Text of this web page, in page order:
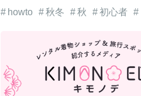
howto 秋冬 秋 初心者